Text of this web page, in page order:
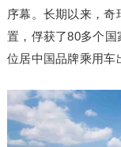
序幕。长期以来，
置，俘获了80多个
位居中国品牌乘用车